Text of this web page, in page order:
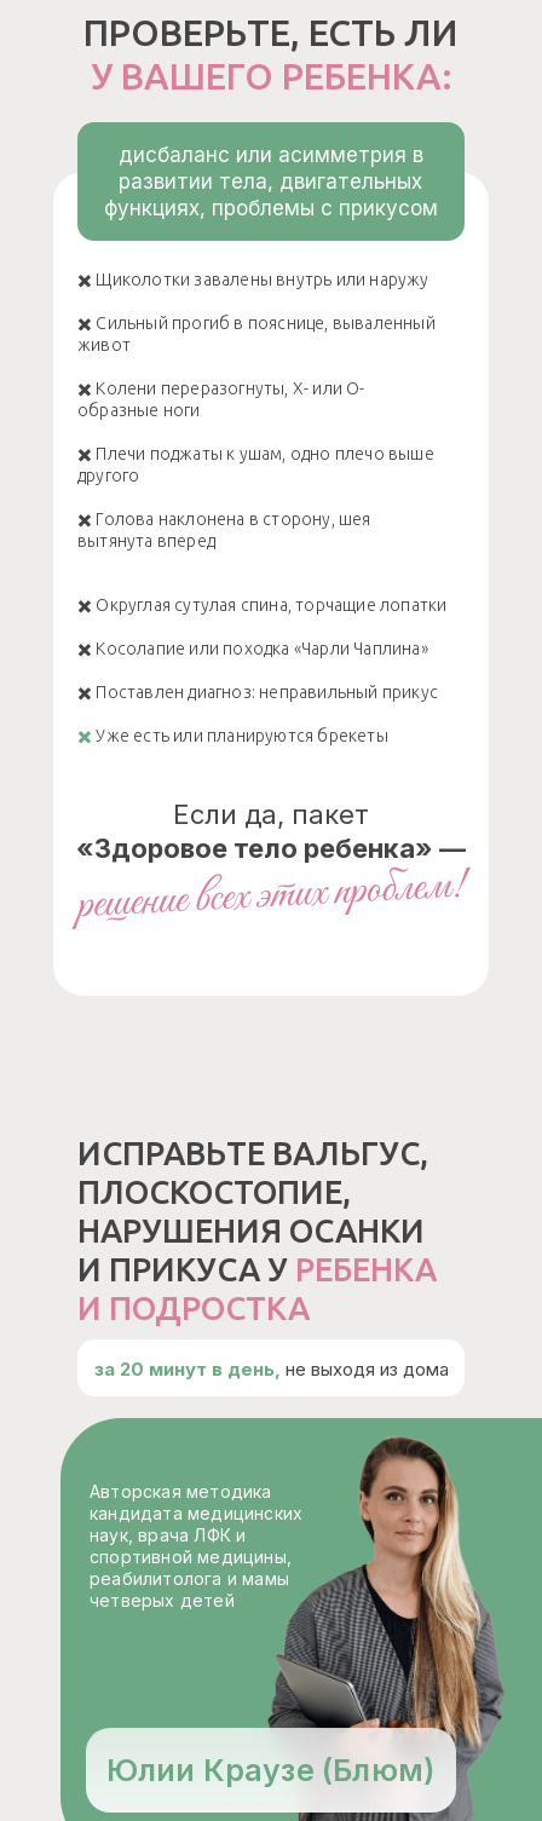
ПРОВЕРЬТЕ, ЕСТЬ ЛИ
У ВАШЕГО РЕБЕНКА:
✖️ Щиколотки завалены внутрь или наружу
✖️ Сильный прогиб в пояснице, вываленный
живот
✖️ Колени переразогнуты, Х- или О-
образные ноги
✖️ Плечи поджаты к ушам, одно плечо выше
другого
✖️ Голова наклонена в сторону, шея
вытянута вперед
✖️ Округлая сутулая спина, торчащие лопатки
✖️ Косолапие или походка «Чарли Чаплина»
✖️ Поставлен диагноз: неправильный прикус
✖️ Уже есть или планируются брекеты
дисбаланс или асимметрия в
развитии тела, двигательных
функциях, проблемы с прикусом
Если да, пакет
«Здоровое тело ребенка» —
Авторская методика
кандидата медицинских
наук, врача ЛФК и
спортивной медицины,
реабилитолога и мамы
четверых детей
ИСПРАВЬТЕ ВАЛЬГУС,
ПЛОСКОСТОПИЕ,
НАРУШЕНИЯ ОСАНКИ
И ПРИКУСА У РЕБЕНКА
И ПОДРОСТКА
за 20 минут в день, не выходя из дома
Юлии Краузе (Блюм)